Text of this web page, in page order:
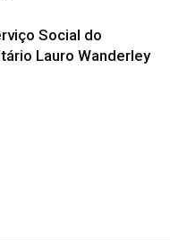
Social do
Lauro Wanderley